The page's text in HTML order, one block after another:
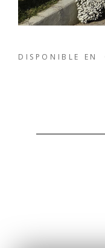
DISPONIBLE EN